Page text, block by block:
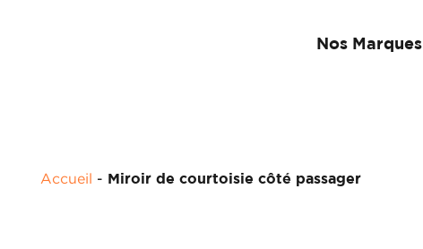
Nos Marques
Accueil - Miroir de courtoisie côté passager